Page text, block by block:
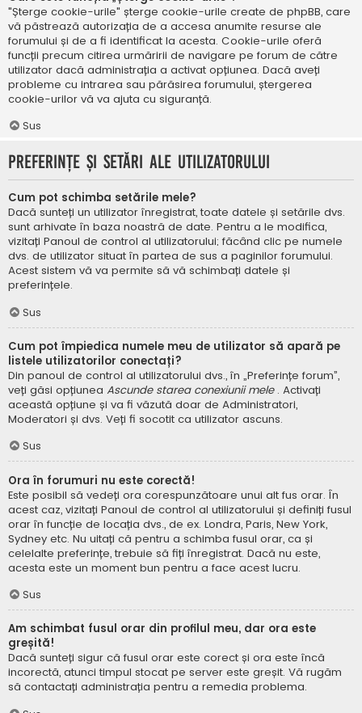
"Șterge cookie-urile" șterge cookie-urile create de phpBB, care
vă păstrează autorizația de a accesa anumite resurse ale
forumului și de a fi identificat la acesta. Cookie-urile oferă
funcții precum citirea urmăririi de navigare pe forum de către
utilizator dacă administrația a activat opțiunea. Dacă aveți
probleme cu intrarea sau părăsirea forumului, ștergerea
cookie-urilor vă va ajuta cu siguranță.
Sus
Preferințe și setări ale utilizatorului
Cum pot schimba setările mele?
Dacă sunteți un utilizator înregistrat, toate datele și setările dvs.
sunt arhivate în baza noastră de date. Pentru a le modifica,
vizitați Panoul de control al utilizatorului; făcând clic pe numele
dvs. de utilizator situat în partea de sus a paginilor forumului.
Acest sistem vă va permite să vă schimbați datele și
preferințele.
Sus
Cum pot împiedica numele meu de utilizator să apară pe
listele utilizatorilor conectați?
Din panoul de control al utilizatorului dvs., în „Preferințe forum”,
veți găsi opțiunea Ascunde starea conexiunii mele . Activați
această opțiune și va fi văzută doar de Administratori,
Moderatori și dvs. Veți fi socotit ca utilizator ascuns.
Sus
Ora în forumuri nu este corectă!
Este posibil să vedeți ora corespunzătoare unui alt fus orar. În
acest caz, vizitați Panoul de control al utilizatorului și definiți fusul
orar în funcție de locația dvs., de ex. Londra, Paris, New York,
Sydney etc. Nu uitați că pentru a schimba fusul orar, ca și
celelalte preferințe, trebuie să fiți înregistrat. Dacă nu este,
acesta este un moment bun pentru a face acest lucru.
Sus
Am schimbat fusul orar din profilul meu, dar ora este
greșită!
Dacă sunteți sigur că fusul orar este corect și ora este încă
incorectă, atunci timpul stocat pe server este greșit. Vă rugăm
să contactați administrația pentru a remedia problema.